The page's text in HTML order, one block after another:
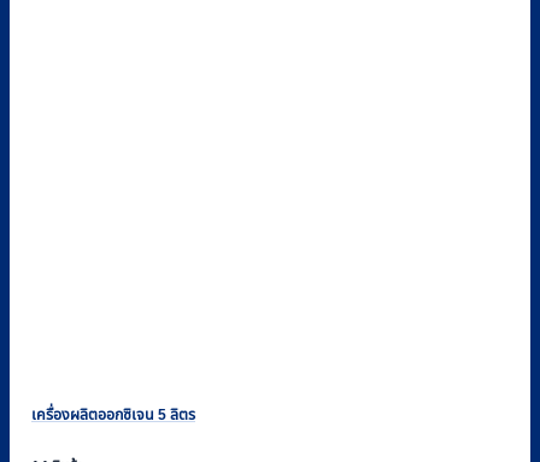
เครื่องผลิตออกซิเจน 5 ลิตร